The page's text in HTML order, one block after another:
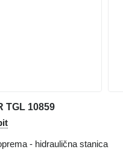
TGL 10859
- hidraulična stanica